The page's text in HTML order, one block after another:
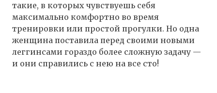
такие, в которых чувствуешь себя
максимально комфортно во время
тренировки или простой прогулки. Но одна
женщина поставила перед своими новыми
леггинсами гораздо более сложную задачу —
и они справились с нею на все сто!